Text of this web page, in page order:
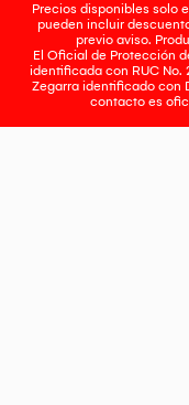
Precios disponibles solo
pueden incluir
previo aviso.
El Oficial de Protección
identificada con RUC No.
Zegarra identificado con
contacto es